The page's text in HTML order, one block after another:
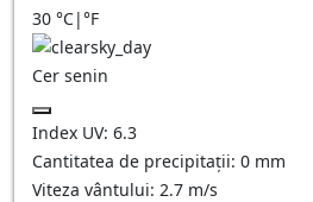
30 °C|°F
Cer senin
Index UV: 6.3
Cantitatea de precipitații: 0 mm
Viteza vântului: 2.7 m/s